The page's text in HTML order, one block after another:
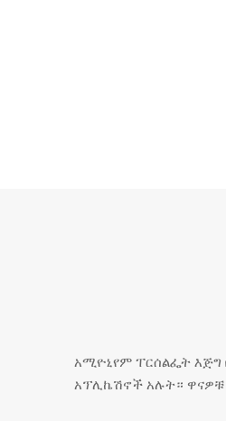
አሚዮኒየም ፐርሰልፌት እጅግ
አፕሊኬሽኖች አሉት። ዋናዎቹ